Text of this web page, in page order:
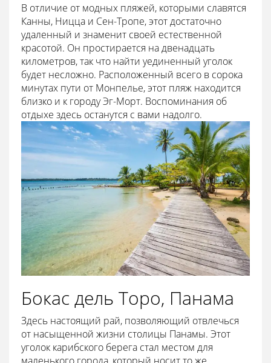
В отличие от модных пляжей, которыми славятся
Канны, Ницца и Сен-Тропе, этот достаточно
удаленный и знаменит своей естественной
красотой. Он простирается на двенадцать
километров, так что найти уединенный уголок
будет несложно. Расположенный всего в сорока
минутах пути от Монпелье, этот пляж находится
близко и к городу Эг-Морт. Воспоминания об
отдыхе здесь останутся с вами надолго.
Бокас дель Торо, Панама
Здесь настоящий рай, позволяющий отвлечься
от насыщенной жизни столицы Панамы. Этот
уголок карибского берега стал местом для